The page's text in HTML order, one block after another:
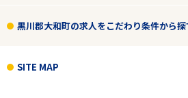
黒川郡大和町の求人をこだわり条件から探
SITE MAP